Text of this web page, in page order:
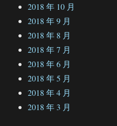
2018 年 10 月
2018 年 9 月
2018 年 8 月
2018 年 7 月
2018 年 6 月
2018 年 5 月
2018 年 4 月
2018 年 3 月